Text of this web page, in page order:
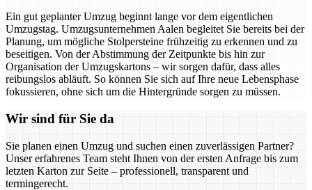
Ein gut geplanter Umzug beginnt lange vor dem eigentlichen
Umzugstag. Umzugsunternehmen Aalen begleitet Sie bereits bei der
Planung, um mögliche Stolpersteine frühzeitig zu erkennen und zu
beseitigen. Von der Abstimmung der Zeitpunkte bis hin zur
Organisation der Umzugskartons – wir sorgen dafür, dass alles
reibungslos abläuft. So können Sie sich auf Ihre neue Lebensphase
fokussieren, ohne sich um die Hintergründe sorgen zu müssen.
Wir sind für Sie da
Sie planen einen Umzug und suchen einen zuverlässigen Partner?
Unser erfahrenes Team steht Ihnen von der ersten Anfrage bis zum
letzten Karton zur Seite – professionell, transparent und
termingerecht.